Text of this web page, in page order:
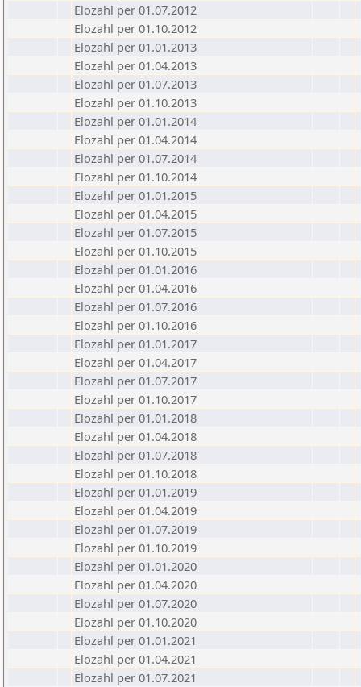
Elozahl per 01.07.2012
Elozahl per 01.10.2012
Elozahl per 01.01.2013
Elozahl per 01.04.2013
Elozahl per 01.07.2013
Elozahl per 01.10.2013
Elozahl per 01.01.2014
Elozahl per 01.04.2014
Elozahl per 01.07.2014
Elozahl per 01.10.2014
Elozahl per 01.01.2015
Elozahl per 01.04.2015
Elozahl per 01.07.2015
Elozahl per 01.10.2015
Elozahl per 01.01.2016
Elozahl per 01.04.2016
Elozahl per 01.07.2016
Elozahl per 01.10.2016
Elozahl per 01.01.2017
Elozahl per 01.04.2017
Elozahl per 01.07.2017
Elozahl per 01.10.2017
Elozahl per 01.01.2018
Elozahl per 01.04.2018
Elozahl per 01.07.2018
Elozahl per 01.10.2018
Elozahl per 01.01.2019
Elozahl per 01.04.2019
Elozahl per 01.07.2019
Elozahl per 01.10.2019
Elozahl per 01.01.2020
Elozahl per 01.04.2020
Elozahl per 01.07.2020
Elozahl per 01.10.2020
Elozahl per 01.01.2021
Elozahl per 01.04.2021
Elozahl per 01.07.2021